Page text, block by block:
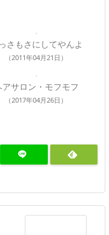
さもさにしてやんよ
（2011年04月21日）
アサロン・モフモフ
（2017年04月26日）